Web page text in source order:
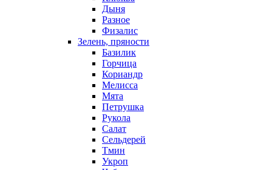
Дыня
Разное
Физалис
Зелень, пряности
Базилик
Горчица
Кориандр
Мелисса
Мята
Петрушка
Рукола
Салат
Сельдерей
Тмин
Укроп